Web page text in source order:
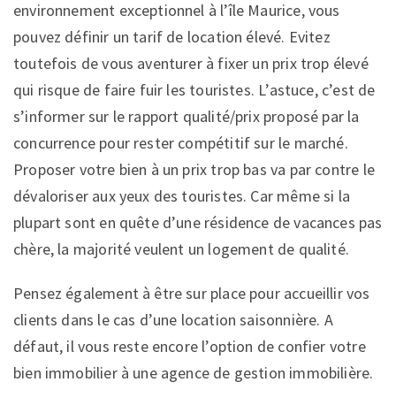
environnement exceptionnel à l’île Maurice, vous
pouvez définir un tarif de location élevé. Evitez
toutefois de vous aventurer à fixer un prix trop élevé
qui risque de faire fuir les touristes. L’astuce, c’est de
s’informer sur le rapport qualité/prix proposé par la
concurrence pour rester compétitif sur le marché.
Proposer votre bien à un prix trop bas va par contre le
dévaloriser aux yeux des touristes. Car même si la
plupart sont en quête d’une résidence de vacances pas
chère, la majorité veulent un logement de qualité.
Pensez également à être sur place pour accueillir vos
clients dans le cas d’une location saisonnière. A
défaut, il vous reste encore l’option de confier votre
bien immobilier à une agence de gestion immobilière.